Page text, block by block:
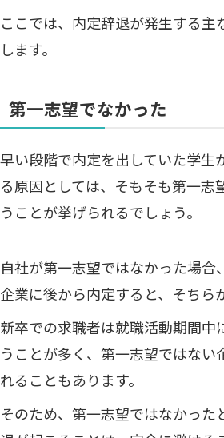
ここでは、内定辞退が発生する主
します。
第一志望でなかった
早い段階で内定を出していた学生
る原因としては、そもそも第一志
うことが挙げられるでしょう。
自社が第一志望ではなかった場合
企業に後から内定すると、そちら
新卒での求職者は就職活動期間中
うことが多く、第一志望ではない
れることもあります。
そのため、第一志望ではなかった